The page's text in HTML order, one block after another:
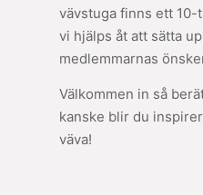
vävstuga finns ett 10-
vi hjälps åt att sätta
medlemmarnas
Välkommen in så
kanske blir du
väva!